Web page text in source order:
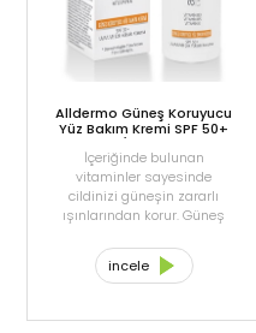
Alldermo Güneş Koruyucu
Yüz Bakım Kremi SPF 50+
UVA/UVB 50 ml
İçeriğinde bulunan
vitaminler sayesinde
cildinizi güneşin zararlı
ışınlarından korur. Güneş
lekelerini, çillenmeyi engeller
ve cildinize bakım yapar.
incele